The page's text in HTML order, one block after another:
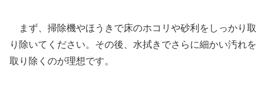
まず、掃除機やほうきで床のホコリや砂利をしっかり取
り除いてください。その後、水拭きでさらに細かい汚れを
取り除くのが理想です。